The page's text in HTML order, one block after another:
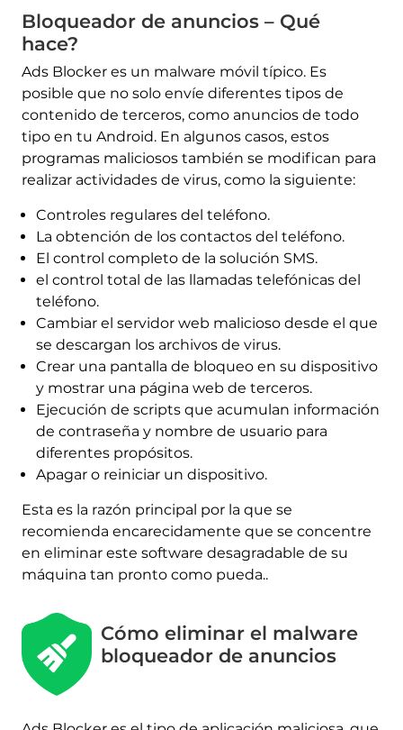
Bloqueador de anuncios – Qué
hace?
Ads Blocker es un malware móvil típico. Es
posible que no solo envíe diferentes tipos de
contenido de terceros, como anuncios de todo
tipo en tu Android. En algunos casos, estos
programas maliciosos también se modifican para
realizar actividades de virus, como la siguiente:
Controles regulares del teléfono.
La obtención de los contactos del teléfono.
El control completo de la solución SMS.
el control total de las llamadas telefónicas del
teléfono.
Cambiar el servidor web malicioso desde el que
se descargan los archivos de virus.
Crear una pantalla de bloqueo en su dispositivo
y mostrar una página web de terceros.
Ejecución de scripts que acumulan información
de contraseña y nombre de usuario para
diferentes propósitos.
Apagar o reiniciar un dispositivo.
Esta es la razón principal por la que se
recomienda encarecidamente que se concentre
en eliminar este software desagradable de su
máquina tan pronto como pueda..
Cómo eliminar el malware
bloqueador de anuncios